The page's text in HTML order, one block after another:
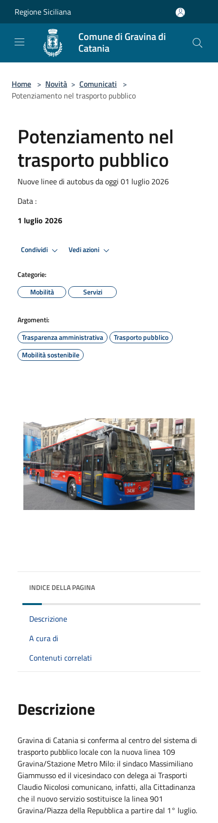
Regione Siciliana
Comune di Gravina di
Catania
Home > Novità > Comunicati >
Potenziamento nel trasporto pubblico
Potenziamento nel
trasporto pubblico
Nuove linee di autobus da oggi 01 luglio 2026
Data :
1 luglio 2026
Condividi Vedi azioni
Categorie:
Mobilità
Servizi
Argomenti:
Trasparenza amministrativa
Trasporto pubblico
Mobilità sostenibile
INDICE DELLA PAGINA
Descrizione
A cura di
Contenuti correlati
Descrizione
Gravina di Catania si conferma al centro del sistema di
trasporto pubblico locale con la nuova linea 109
Gravina/Stazione Metro Milo: il sindaco Massimiliano
Giammusso ed il vicesindaco con delega ai Trasporti
Claudio Nicolosi comunicano, infatti, alla Cittadinanza
che il nuovo servizio sostituisce la linea 901
Gravina/Piazza della Repubblica a partire dal 1° luglio.